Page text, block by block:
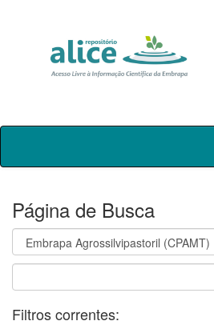
Skip
Página de Busca
Filtros correntes: